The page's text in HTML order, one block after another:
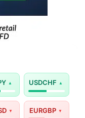
USDCHF
EURGBP